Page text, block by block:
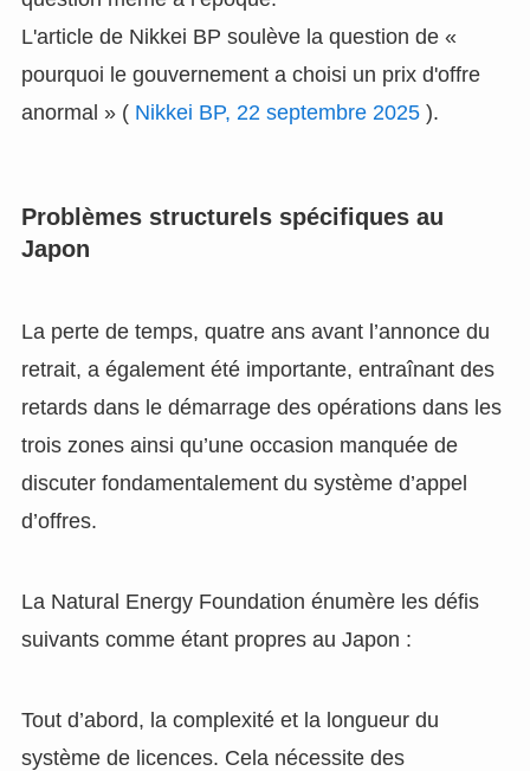
L'article de Nikkei BP soulève la question de «
pourquoi le gouvernement a choisi un prix d'offre
anormal » ( Nikkei BP, 22 septembre 2025 ).
Problèmes structurels spécifiques au
Japon
La perte de temps, quatre ans avant l’annonce du
retrait, a également été importante, entraînant des
retards dans le démarrage des opérations dans les
trois zones ainsi qu’une occasion manquée de
discuter fondamentalement du système d’appel
d’offres.
La Natural Energy Foundation énumère les défis
suivants comme étant propres au Japon :
Tout d’abord, la complexité et la longueur du
système de licences. Cela nécessite des